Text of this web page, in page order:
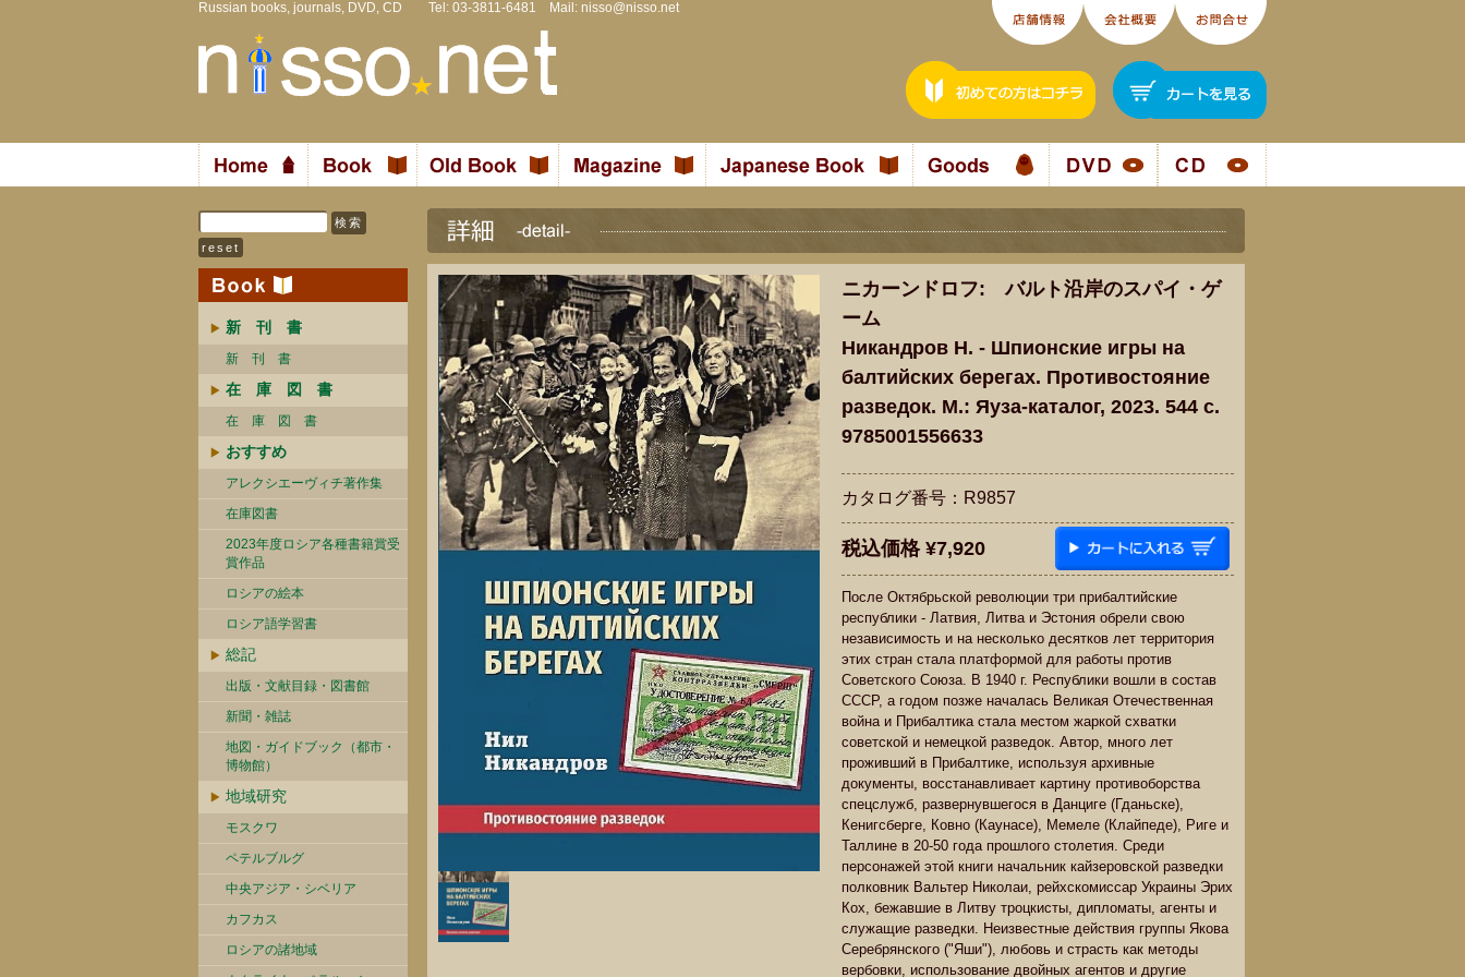
Russian books, journals, DVD, CD Tel: 03-3811-6481 Mail: nisso@nisso.net
新 刊 書
新 刊 書
在 庫 図 書
在 庫 図 書
おすすめ
アレクシエーヴィチ著作集
在庫図書
2023年度ロシア各種書籍賞受
賞作品
ロシアの絵本
ロシア語学習書
総記
出版・文献目録・図書館
新聞・雑誌
地図・ガイドブック（都市・
博物館）
地域研究
モスクワ
ペテルブルグ
中央アジア・シベリア
カフカス
ロシアの諸地域
ニカーンドロフ: バルト沿岸のスパイ・ゲ
ーム
Никандров Н. - Шпионские игры на
балтийских берегах. Противостояние
разведок. М.: Яуза-каталог, 2023. 544 c.
9785001556633
カタログ番号：R9857
税込価格 ¥7,920
После Октябрьской революции три прибалтийские
республики - Латвия, Литва и Эстония обрели свою
независимость и на несколько десятков лет территория
этих стран стала платформой для работы против
Советского Союза. В 1940 г. Республики вошли в состав
СССР, а годом позже началась Великая Отечественная
война и Прибалтика стала местом жаркой схватки
советской и немецкой разведок. Автор, много лет
проживший в Прибалтике, используя архивные
документы, восстанавливает картину противоборства
спецслужб, развернувшегося в Данциге (Гданьске),
Кенигсберге, Ковно (Каунасе), Мемеле (Клайпеде), Риге и
Таллине в 20-50 года прошлого столетия. Среди
персонажей этой книги начальник кайзеровской разведки
полковник Вальтер Николаи, рейхскомиссар Украины Эрих
Кох, бежавшие в Литву троцкисты, дипломаты, агенты и
служащие разведки. Неизвестные действия группы Якова
Серебрянского ("Яши"), любовь и страсть как методы
вербовки, использование двойных агентов и другие